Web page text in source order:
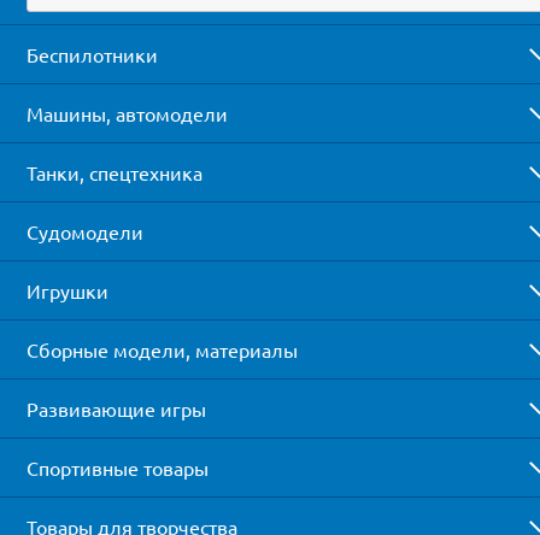
Беспилотники
Машины, автомодели
Танки, спецтехника
Судомодели
Игрушки
Сборные модели, материалы
Развивающие игры
Спортивные товары
Товары для творчества